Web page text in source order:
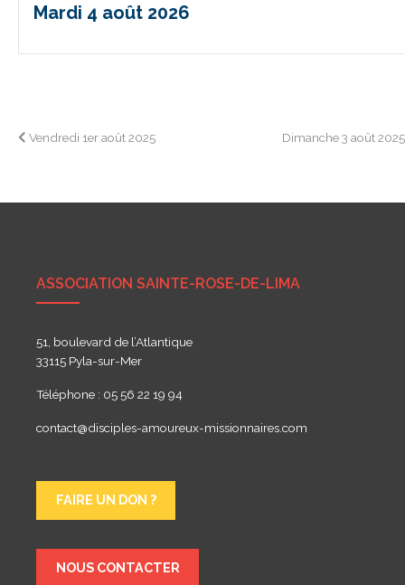
Mardi 4 août 2026
Navigation
Vendredi 1er août 2025 Dimanche 3 août
ASSOCIATION SAINTE-ROSE-DE-LIMA
51, boulevard de l’Atlantique
33115 Pyla-sur-Mer
Téléphone : 05 56 22 19 94
contact@disciples-amoureux-missionnaires.com
FAIRE UN DON ?
NOUS CONTACTER